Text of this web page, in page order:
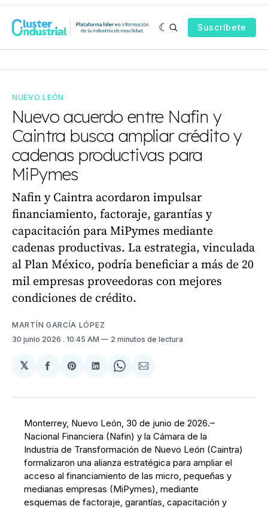
Suscríbete
NUEVO LEÓN
Nuevo acuerdo entre Nafin y
Caintra busca ampliar crédito y
cadenas productivas para
MiPymes
Nafin y Caintra acordaron impulsar
financiamiento, factoraje, garantías y
capacitación para MiPymes mediante
cadenas productivas. La estrategia, vinculada
al Plan México, podría beneficiar a más de 20
mil empresas proveedoras con mejores
condiciones de crédito.
MARTÍN GARCÍA LÓPEZ
30 junio 2026 . 10:45 AM 2 minutos de lectura
𝕏
Compartir
Facebook
Share
Pinterest
Compartir
LinkedIn
Share
WhatsApp
Compartir
Email
Monterrey, Nuevo León, 30 de junio de 2026.–
Nacional Financiera (Nafin) y la Cámara de la
Industria de Transformación de Nuevo León (Caintra)
formalizaron una alianza estratégica para ampliar el
acceso al financiamiento de las micro, pequeñas y
medianas empresas (MiPymes), mediante
esquemas de factoraje, garantías, capacitación y